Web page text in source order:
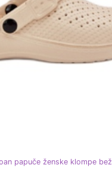
papuče ženske klompe bež